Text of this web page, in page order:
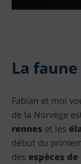
La
Fabian et moi
de la Norvège
rennes et les
début du
des espèces